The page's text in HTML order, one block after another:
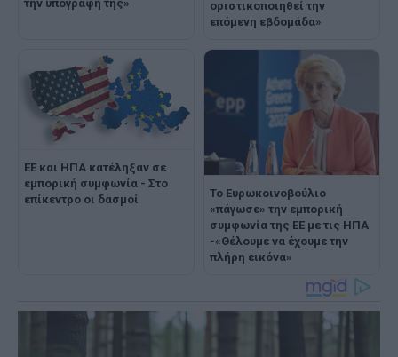
την υπογραφή της»
οριστικοποιηθεί την
επόμενη εβδομάδα»
ΕΕ και ΗΠΑ κατέληξαν σε
εμπορική συμφωνία - Στο
επίκεντρο οι δασμοί
Το Ευρωκοινοβούλιο
«πάγωσε» την εμπορική
συμφωνία της ΕΕ με τις ΗΠΑ
-«Θέλουμε να έχουμε την
πλήρη εικόνα»